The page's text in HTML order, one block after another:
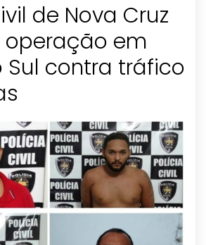
de Nova Cruz
em
Sul contra tráfico